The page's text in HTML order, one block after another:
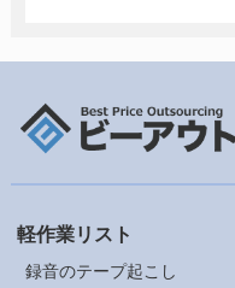
軽作業リスト
録音のテープ起こし